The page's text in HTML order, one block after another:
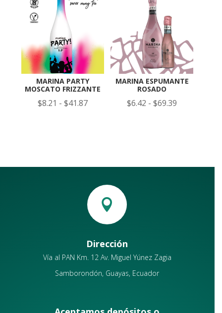
$18.48
$87.71
MARINA PARTY
MOSCATO FRIZZANTE
$8.21 - $41.87Rango
hasta
MARINA ESPUMANTE
ROSADO
$6.42 - $69.39
hasta

Dirección
Vía al PAN Km. 12 Av. Miguel Yúnez Zagia
Samborondón, Guayas, Ecuador